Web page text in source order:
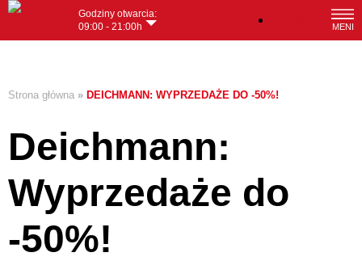
MENI
Godziny otwarcia:
09:00 - 21:00h
Strona główna » DEICHMANN: WYPRZEDAŻE DO -50%!
Deichmann:
Wyprzedaże do
-50%!